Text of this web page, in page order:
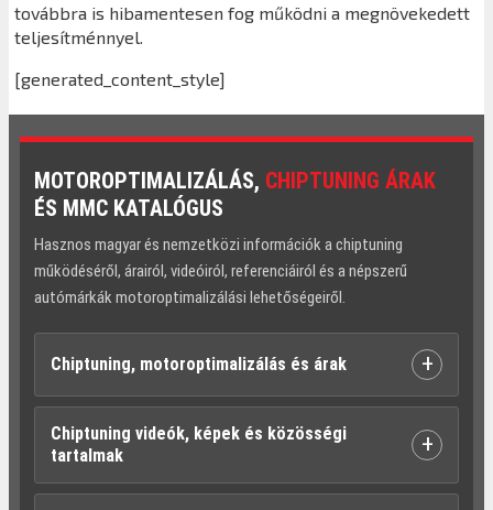
továbbra is hibamentesen fog működni a megnövekedett
teljesítménnyel.
[generated_content_style]
MOTOROPTIMALIZÁLÁS, CHIPTUNING ÁRAK
ÉS MMC KATALÓGUS
Hasznos magyar és nemzetközi információk a chiptuning
működéséről, árairól, videóiról, referenciáiról és a népszerű
autómárkák motoroptimalizálási lehetőségeiről.
Chiptuning, motoroptimalizálás és árak +
Chiptuning videók, képek és közösségi
tartalmak
+